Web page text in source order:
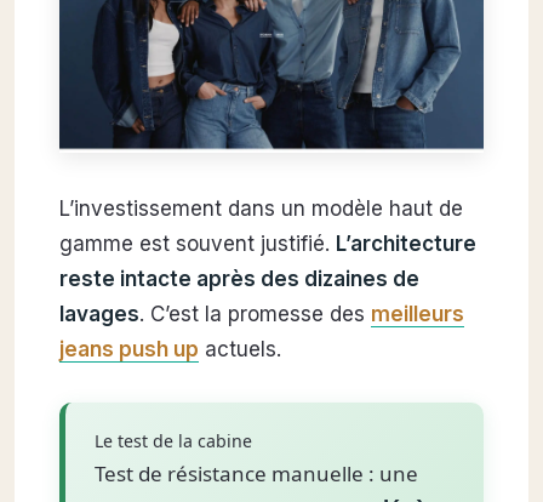
L’investissement dans un modèle haut de
gamme est souvent justifié. L’architecture
reste intacte après des dizaines de
lavages. C’est la promesse des meilleurs
jeans push up actuels.
Le test de la cabine
Test de résistance manuelle : une